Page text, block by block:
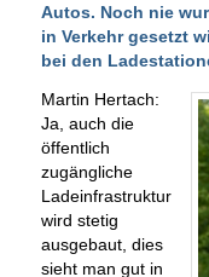
Autos. Noch nie
in Verkehr gesetzt
bei den
Martin Hertach:
Ja, auch die
öffentlich
zugängliche
Ladeinfrastruktur
wird stetig
ausgebaut, dies
sieht man gut in